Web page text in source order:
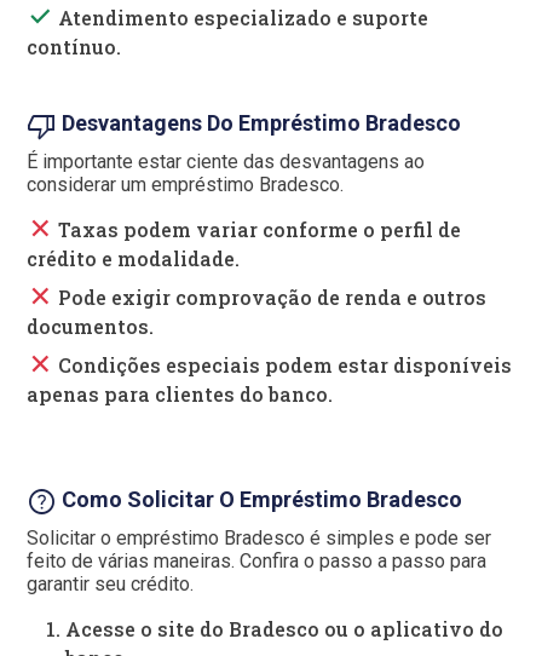
done Atendimento especializado e suporte
contínuo.
thumb_down Desvantagens Do Empréstimo Bradesco
É importante estar ciente das desvantagens ao
considerar um empréstimo Bradesco.
close Taxas podem variar conforme o perfil de
crédito e modalidade.
close Pode exigir comprovação de renda e outros
documentos.
close Condições especiais podem estar disponíveis
apenas para clientes do banco.
help Como Solicitar O Empréstimo Bradesco
Solicitar o empréstimo Bradesco é simples e pode ser
feito de várias maneiras. Confira o passo a passo para
garantir seu crédito.
Acesse o site do Bradesco ou o aplicativo do